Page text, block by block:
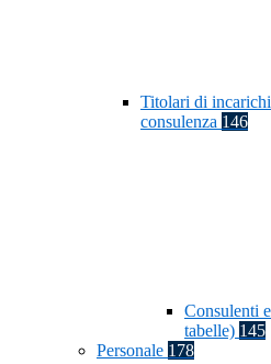
Titolari di
consulenza 146
Consulenti
tabelle) 145
Personale 178